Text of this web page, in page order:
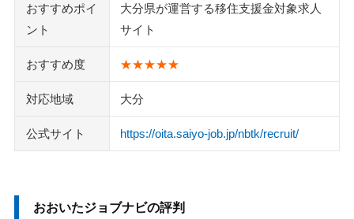
おすすめポイ
ント
大分県が運営する移住支援金対象求人
サイト
おすすめ度 ★★★★★
対応地域 大分
公式サイト https://oita.saiyo-job.jp/nbtk/recruit/
おおいたジョブナビの評判